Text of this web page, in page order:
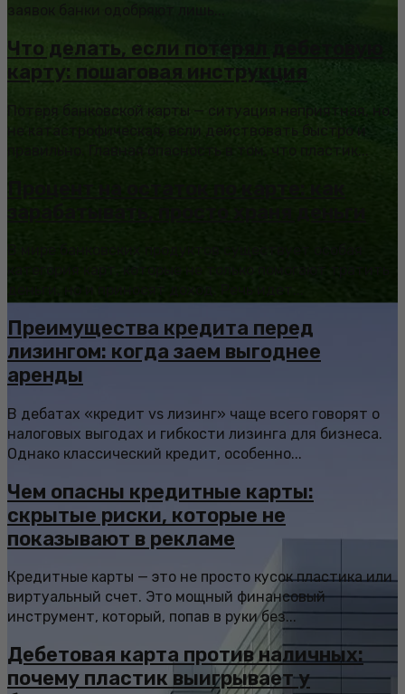
заявок банки одобряют лишь...
Что делать, если потерял дебетовую
карту: пошаговая инструкция
Потеря банковской карты — ситуация неприятная, но
не катастрофическая, если действовать быстро и
правильно. Главная опасность в том, что пластик...
Преимущества кредита перед
лизингом: когда заем выгоднее
аренды
В дебатах «кредит vs лизинг» чаще всего говорят о
налоговых выгодах и гибкости лизинга для бизнеса.
Однако классический кредит, особенно...
Чем опасны кредитные карты:
скрытые риски, которые не
показывают в рекламе
Кредитные карты — это не просто кусок пластика или
виртуальный счет. Это мощный финансовый
инструмент, который, попав в руки без...
Дебетовая карта против наличных:
почему пластик выигрывает у